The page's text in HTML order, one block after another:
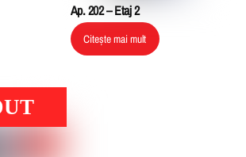
Ap. 202 – Etaj 2
Citește mai mult